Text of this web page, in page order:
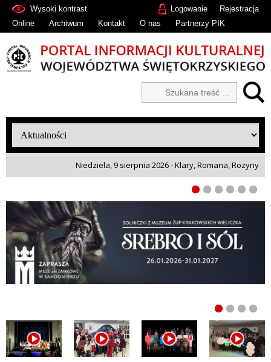
Rejestracja
Logowanie
Wysoki kontrast
Online
Archiwum Kontakt O nas Partnerzy PIK
Niedziela, 9 sierpnia 2026 - Klary, Romana, Rozyny